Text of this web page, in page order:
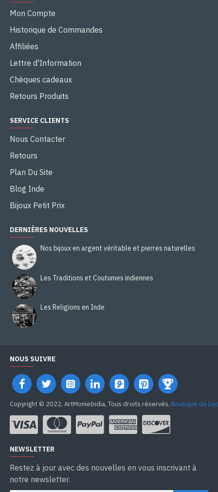
Mon Compte
Historique de Commandes
Affiliées
Lettre d'Information
Chèques cadeaux
Retours Produits
SERVICE CLIENTS
Nous Contacter
Retours
Plan Du Site
Blog Inde
Bijoux Petit Prix
DERNIÈRES NOUVELLES
Nos bijoux en argent véritable et pierres naturelles
Les Traditions et Coutumes indiennes
Les Religions en Inde
NOUS SUIVRE
Copyright © 2022, ArtMonieIndia, Tous droits réservés. Boutique de
NEWSLETTER
Restez à jour avec des nouvelles en vous inscrivant à
notre newsletter.